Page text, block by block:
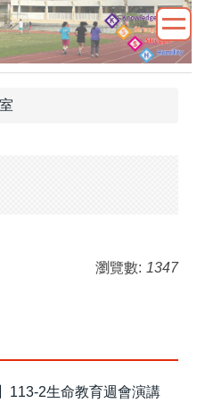
瀏覽數: 1347
113-2生命教育週會演講